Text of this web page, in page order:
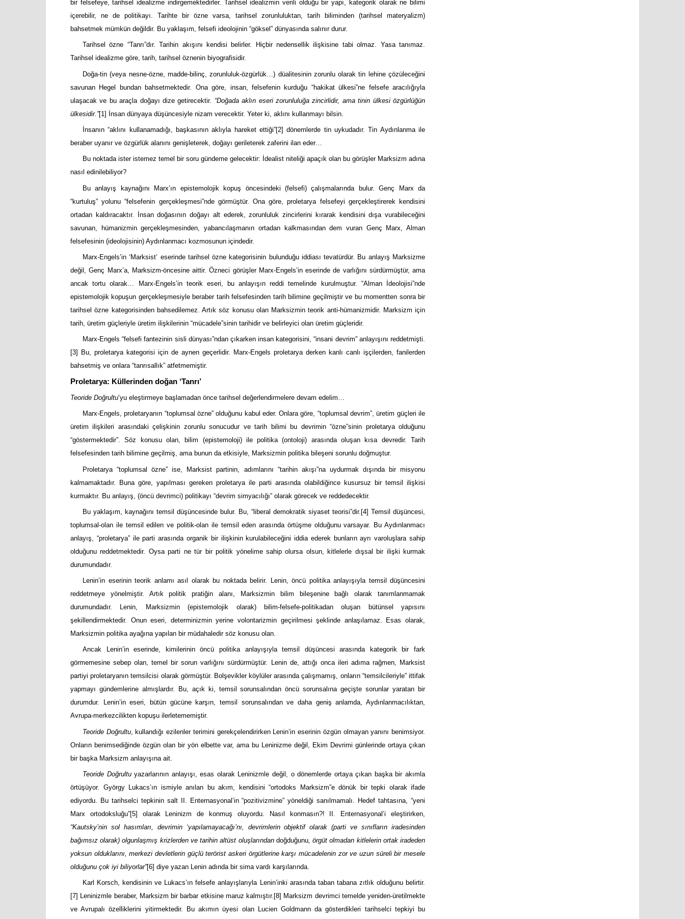
bir felsefeye, tarihsel idealizme indirgemektedirler. Tarihsel idealizmin verili olduğu bir yapı, kategorik olarak ne bilimi
içerebilir, ne de politikayı. Tarihte bir özne varsa, tarihsel zorunluluktan, tarih biliminden (tarihsel materyalizm)
bahsetmek mümkün değildir. Bu yaklaşım, felsefi ideolojinin “göksel” dünyasında salınır durur.
Tarihsel özne “Tanrı”dır. Tarihin akışını kendisi belirler. Hiçbir nedensellik ilişkisine tabi olmaz. Yasa tanımaz.
Tarihsel idealizme göre, tarih, tarihsel öznenin biyografisidir.
Doğa-tin (veya nesne-özne, madde-bilinç, zorunluluk-özgürlük…) düalitesinin zorunlu olarak tin lehine çözüleceğini
savunan Hegel bundan bahsetmektedir. Ona göre, insan, felsefenin kurduğu “hakikat ülkesi”ne felsefe aracılığıyla
ulaşacak ve bu araçla doğayı dize getirecektir. “Doğada aklın eseri zorunluluğa zincirlidir, ama tinin ülkesi özgürlüğün
ülkesidir.”[1] İnsan dünyaya düşüncesiyle nizam verecektir. Yeter ki, aklını kullanmayı bilsin.
İnsanın “aklını kullanamadığı, başkasının aklıyla hareket ettiği”[2] dönemlerde tin uykudadır. Tin Aydınlanma ile
beraber uyanır ve özgürlük alanını genişleterek, doğayı gerileterek zaferini ilan eder…
Bu noktada ister istemez temel bir soru gündeme gelecektir: İdealist niteliği apaçık olan bu görüşler Marksizm adına
nasıl edinilebiliyor?
Bu anlayış kaynağını Marx’ın epistemolojik kopuş öncesindeki (felsefi) çalışmalarında bulur. Genç Marx da
“kurtuluş” yolunu “felsefenin gerçekleşmesi”nde görmüştür. Ona göre, proletarya felsefeyi gerçekleştirerek kendisini
ortadan kaldıracaktır. İnsan doğasının doğayı alt ederek, zorunluluk zincirlerini kırarak kendisini dışa vurabileceğini
savunan, hümanizmin gerçekleşmesinden, yabancılaşmanın ortadan kalkmasından dem vuran Genç Marx, Alman
felsefesinin (ideolojisinin) Aydınlanmacı kozmosunun içindedir.
Marx-Engels’in ‘Marksist’ eserinde tarihsel özne kategorisinin bulunduğu iddiası tevatürdür. Bu anlayış Marksizme
değil, Genç Marx’a, Marksizm-öncesine aittir. Özneci görüşler Marx-Engels’in eserinde de varlığını sürdürmüştür, ama
ancak tortu olarak… Marx-Engels’in teorik eseri, bu anlayışın reddi temelinde kurulmuştur. “Alman İdeolojisi”nde
epistemolojik kopuşun gerçekleşmesiyle beraber tarih felsefesinden tarih bilimine geçilmiştir ve bu momentten sonra bir
tarihsel özne kategorisinden bahsedilemez. Artık söz konusu olan Marksizmin teorik anti-hümanizmidir. Marksizm için
tarih, üretim güçleriyle üretim ilişkilerinin “mücadele”sinin tarihidir ve belirleyici olan üretim güçleridir.
Marx-Engels “felsefi fantezinin sisli dünyası”ndan çıkarken insan kategorisini, “insani devrim” anlayışını reddetmişti.
[3]
Bu, proletarya kategorisi için de aynen geçerlidir. Marx-Engels proletarya derken kanlı canlı işçilerden, fanilerden
bahsetmiş ve onlara “tanrısallık” atfetmemiştir.
Proletarya: Küllerinden doğan ‘Tanrı’
Teoride Doğrultu’yu eleştirmeye başlamadan önce tarihsel değerlendirmelere devam edelim…
Marx-Engels, proletaryanın “toplumsal özne” olduğunu kabul eder. Onlara göre, “toplumsal devrim”, üretim güçleri ile
üretim ilişkileri arasındaki çelişkinin zorunlu sonucudur ve tarih bilimi bu devrimin “özne”sinin proletarya olduğunu
“göstermektedir”. Söz konusu olan, bilim (epistemoloji) ile politika (ontoloji) arasında oluşan kısa devredir. Tarih
felsefesinden tarih bilimine geçilmiş, ama bunun da etkisiyle, Marksizmin politika bileşeni sorunlu doğmuştur.
Proletarya “toplumsal özne” ise, Marksist partinin, adımlarını “tarihin akışı”na uydurmak dışında bir misyonu
kalmamaktadır. Buna göre, yapılması gereken proletarya ile parti arasında olabildiğince kusursuz bir temsil ilişkisi
kurmaktır. Bu anlayış, (öncü devrimci) politikayı “devrim simyacılığı” olarak görecek ve reddedecektir.
Bu yaklaşım, kaynağını temsil düşüncesinde bulur. Bu, “liberal demokratik siyaset teorisi”dir. [4] Temsil düşüncesi,
toplumsal-olan ile temsil edilen ve politik-olan ile temsil eden arasında örtüşme olduğunu varsayar. Bu Aydınlanmacı
anlayış, “proletarya” ile parti arasında organik bir ilişkinin kurulabileceğini iddia ederek bunların ayrı varoluşlara sahip
olduğunu reddetmektedir. Oysa parti ne tür bir politik yönelime sahip olursa olsun, kitlelerle dışsal bir ilişki kurmak
durumundadır.
Lenin’in eserinin teorik anlamı asıl olarak bu noktada belirir. Lenin, öncü politika anlayışıyla temsil düşüncesini
reddetmeye yönelmiştir. Artık politik pratiğin alanı, Marksizmin bilim bileşenine bağlı olarak tanımlanmamak
durumundadır. Lenin, Marksizmin (epistemolojik olarak) bilim-felsefe-politikadan oluşan bütünsel yapısını
şekillendirmektedir. Onun eseri, determinizmin yerine volontarizmin geçirilmesi şeklinde anlaşılamaz. Esas olarak,
Marksizmin politika ayağına yapılan bir müdahaledir söz konusu olan.
Ancak Lenin’in eserinde, kimilerinin öncü politika anlayışıyla temsil düşüncesi arasında kategorik bir fark
görmemesine sebep olan, temel bir sorun varlığını sürdürmüştür. Lenin de, attığı onca ileri adıma rağmen, Marksist
partiyi proletaryanın temsilcisi olarak görmüştür. Bolşevikler köylüler arasında çalışmamış, onların “temsilcileriyle” ittifak
yapmayı gündemlerine almışlardır. Bu, açık ki, temsil sorunsalından öncü sorunsalına geçişte sorunlar yaratan bir
durumdur. Lenin’in eseri, bütün gücüne karşın, temsil sorunsalından ve daha geniş anlamda, Aydınlanmacılıktan,
Avrupa-merkezcilikten kopuşu ilerletememiştir.
Teoride Doğrultu, kullandığı ezilenler terimini gerekçelendirirken Lenin’in eserinin özgün olmayan yanını benimsiyor.
Onların benimsediğinde özgün olan bir yön elbette var, ama bu Leninizme değil, Ekim Devrimi günlerinde ortaya çıkan
bir başka Marksizm anlayışına ait.
Teoride Doğrultuyazarlarının anlayışı, esas olarak Leninizmle değil, o dönemlerde ortaya çıkan başka bir akımla
örtüşüyor. György Lukacs’ın ismiyle anılan bu akım, kendisini “ortodoks Marksizm”e dönük bir tepki olarak ifade
ediyordu. Bu tarihselci tepkinin salt II. Enternasyonal’in “pozitivizmine” yöneldiği sanılmamalı. Hedef tahtasına, “yeni
Marx ortodoksluğu”[5]
olarak Leninizm de konmuş oluyordu. Nasıl konmasın?! II. Enternasyonal’i eleştirirken,
“Kautsky’nin sol hasımları, devrimin ‘yapılamayacağı’nı, devrimlerin objektif olarak (parti ve sınıfların iradesinden
bağımsız olarak) olgunlaşmış krizlerden ve tarihin altüst oluşlarından doğduğunu, örgüt olmadan kitlelerin ortak iradeden
yoksun olduklarını, merkezi devletlerin güçlü terörist askeri örgütlerine karşı mücadelenin zor ve uzun süreli bir mesele
olduğunu çok iyi biliyorlar”[6] diye yazan Lenin adında bir sima vardı karşılarında.
Karl Korsch, kendisinin ve Lukacs’ın felsefe anlayışlarıyla Lenin’inki arasında taban tabana zıtlık olduğunu belirtir.
[7] Leninizmle beraber, Marksizm bir barbar etkisine maruz kalmıştır. [8] Marksizm devrimci temelde yeniden-üretilmekte
ve Avrupalı özelliklerini yitirmektedir. Bu akımın üyesi olan Lucien Goldmann da gösterdikleri tarihselci tepkiyi bu